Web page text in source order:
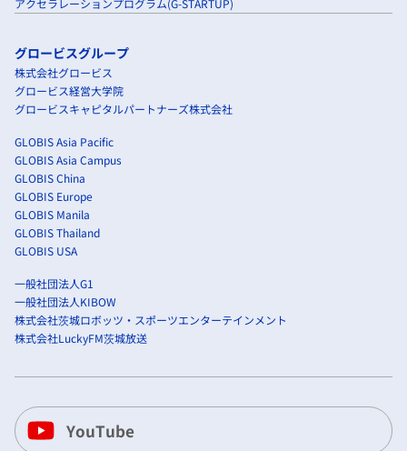
グロービスグループ
株式会社グロービス
グロービス経営大学院
グロービスキャピタルパートナーズ株式会社
GLOBIS Asia Pacific
GLOBIS Asia Campus
GLOBIS China
GLOBIS Europe
GLOBIS Manila
GLOBIS Thailand
GLOBIS USA
一般社団法人G1
一般社団法人KIBOW
株式会社茨城ロボッツ・スポーツエンターテインメント
株式会社LuckyFM茨城放送
YouTube